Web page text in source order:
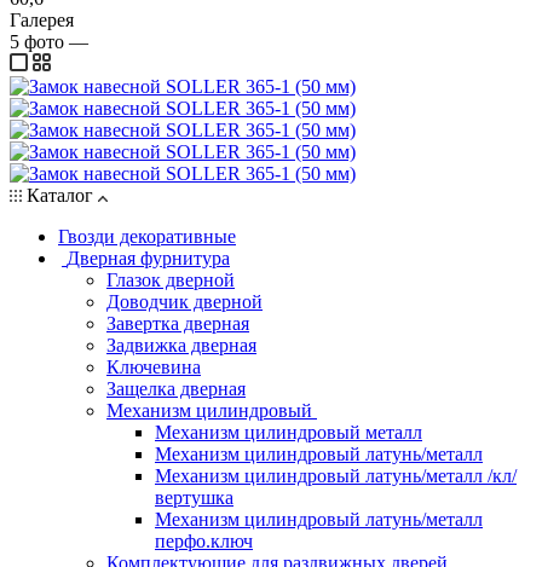
Галерея
5 фото —
Каталог
Гвозди декоративные
Дверная фурнитура
Глазок дверной
Доводчик дверной
Завертка дверная
Задвижка дверная
Ключевина
Защелка дверная
Механизм цилиндровый
Механизм цилиндровый металл
Механизм цилиндровый латунь/металл
Механизм цилиндровый латунь/металл /кл/
вертушка
Механизм цилиндровый латунь/металл
перфо.ключ
Комплектующие для раздвижных дверей